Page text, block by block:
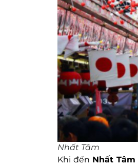
Nhất Tâm
Khi đến Nhất Tâm